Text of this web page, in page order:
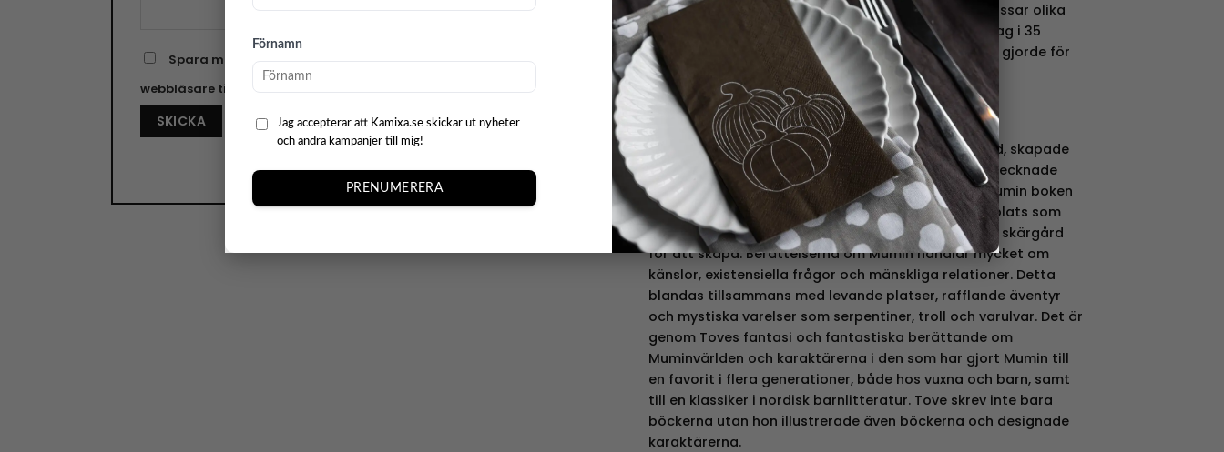
Förnamn
Jag accepterar att Kamixa.se skickar ut nyheter
och andra kampanjer till mig!
PRENUMERERA
Spara mitt namn, min e-postadress och webbplats i denna
webbläsare till nästa gång jag skriver en kommentar.
och modern design blir Pluto ett varumärke som passar olika
målgrupper och olika stilar i hemmet. Pluto finns idag i 35
länder världen över och håller samma klass som de gjorde för
25 år sedan med stilren design med det lilla extra.
Mumin
Tove Jansson, författare och illustratör från Finland, skapade
muminvärlden genom böcker som sedan har blivit tecknade
serier och animationer. 1945 släpptes den första Mumin boken
och resten är historia. Allt utspelar sig på en fiktiv plats som
Tove har hämtat sin inspiration från södra Finlands skärgård
för att skapa. Berättelserna om Mumin handlar mycket om
känslor, existensiella frågor och mänskliga relationer. Detta
blandas tillsammans med levande platser, rafflande äventyr
och mystiska varelser som serpentiner, troll och varulvar. Det är
genom Toves fantasi och fantastiska berättande om
Muminvärlden och karaktärerna i den som har gjort Mumin till
en favorit i flera generationer, både hos vuxna och barn, samt
till en klassiker i nordisk barnlitteratur. Tove skrev inte bara
böckerna utan hon illustrerade även böckerna och designade
karaktärerna.